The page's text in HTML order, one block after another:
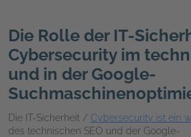
Die Rolle der IT-
Cybersecurity im
und in der Google-
Die IT-Sicherheit / Cybersecurity ist ein
des technischen SEO und der Google-